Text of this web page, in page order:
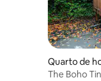
Quarto de
The Boho